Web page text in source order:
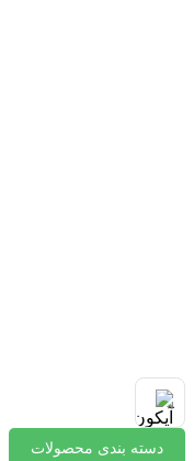
دسته بندی محصولات